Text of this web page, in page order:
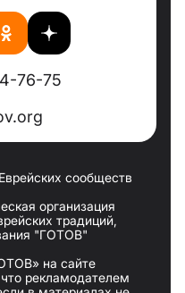
76-75
сообществ
организация
традиций,
"ГОТОВ"
на сайте
рекламодателем